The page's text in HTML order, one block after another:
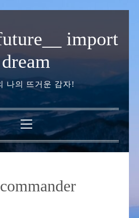
import
dream
나의 뜨거운 감자!
기
본
메
뉴